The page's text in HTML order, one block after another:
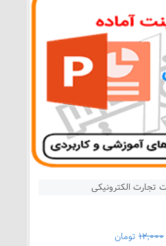
تجارت الکترونیکی
12,000تومان